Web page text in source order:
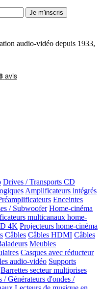
Je m'inscris
audio-vidéo depuis 1933,
Drives / Transports CD
Amplificateurs intégrés
Enceintes
/ Subwoofer Home-cinéma
multicanaux home-
4K Projecteurs home-cinéma
Câbles Câbles HDMI Câbles
Meubles
Casques avec réducteur
audio-vidéo Supports
Barrettes secteur multiprises
/ Générateurs d'ondes /